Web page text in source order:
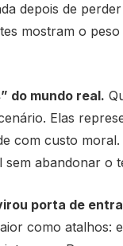
depois de
mostram o
do mundo real.
Elas
com custo
abandonar o
porta de
como atalhos: